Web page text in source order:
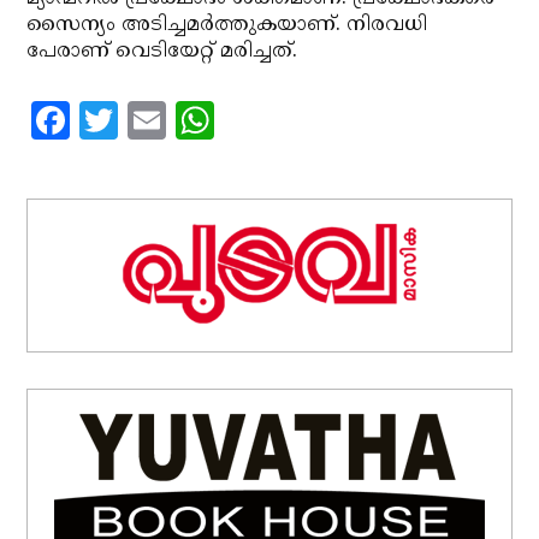
സൈന്യം അടിച്ചമര്‍ത്തുകയാണ്. നിരവധി
പേരാണ് വെടിയേറ്റ് മരിച്ചത്.
Facebook
Twitter
Email